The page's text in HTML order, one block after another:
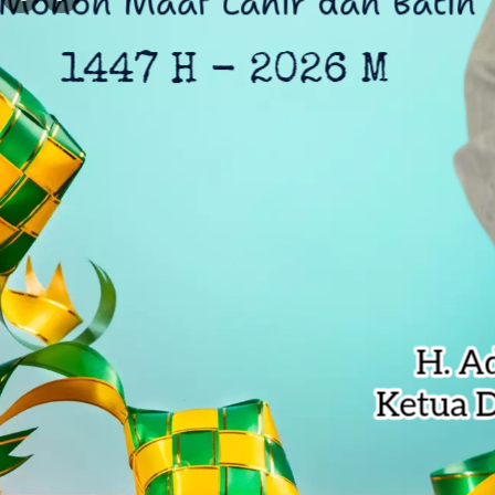
Siswa SD di Bekasi Raih Emas
Kejagung Serahkan 6 Tersangka
Anak Pengetik Naskah